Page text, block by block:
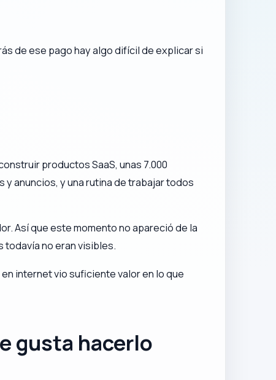
de ese pago hay algo difícil de explicar si
productos SaaS, unas 7.000
anuncios, y una rutina de trabajar todos
Así que este momento no apareció de la
todavía no eran visibles.
internet vio suficiente valor en lo que
gusta hacerlo